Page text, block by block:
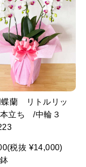
蝶蘭 リトルリッ
立ち /中輪３
(税抜 ¥14,000)
鉢